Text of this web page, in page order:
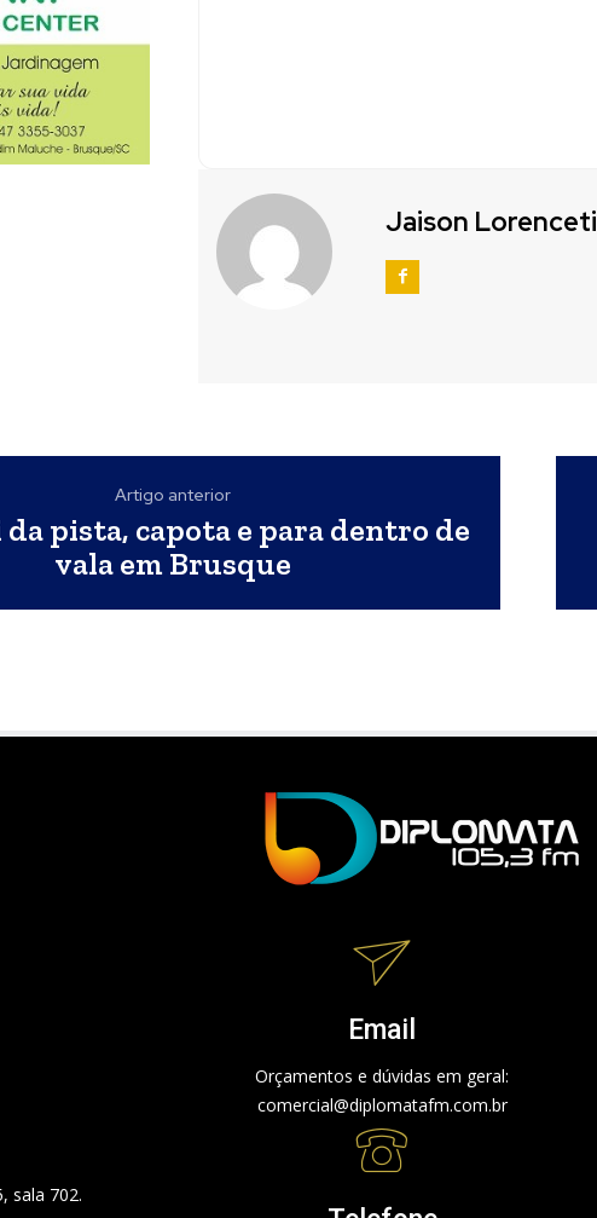
Jaison Lorenceti
Artigo anterior
da pista, capota e para dentro de
vala em Brusque
sala 702.
Email
Orçamentos e dúvidas em geral:
comercial@diplomatafm.com.br